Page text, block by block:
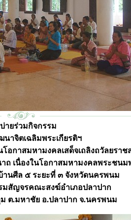
ายร่วมกิจกรรม
าจิตเฉลิมพระเกียรติฯ
โอกาสมหามงคลเสด็จเถลิงถวัลยรา
ถ เนื่องในโอกาสมหามงคลพระชน
านศีล ๕ ระยะที่ ๓ จังหวัดนครพนม
มสัญจรคณะสงฆ์อำเภอปลาปาก
ต.มหาชัย อ.ปลาปาก จ.นครพนม